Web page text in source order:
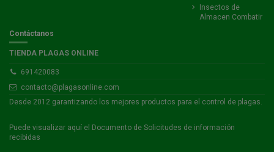
Insectos de
Almacen Combatir
Contáctanos
TIENDA PLAGAS ONLINE
691420083
contacto@plagasonline.com
Desde 2012 garantizando los mejores productos para el control de plagas.
Puede visualizar aquí el Documento de Solicitudes de información
recibidas